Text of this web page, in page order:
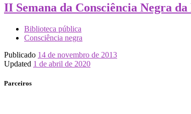
II Semana da Consciência Negra
Biblioteca pública
Consciência negra
Publicado 14 de novembro de 2013
Updated 1 de abril de 2020
Parceiros